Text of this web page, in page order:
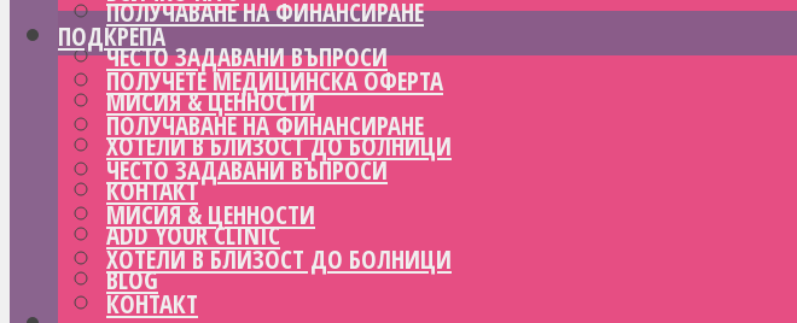
ПОЛУЧАВАНЕ НА ФИНАНСИРАНЕ
ЧЕСТО ЗАДАВАНИ ВЪПРОСИ
МИСИЯ & ЦЕННОСТИ
ХОТЕЛИ В БЛИЗОСТ ДО БОЛНИЦИ
КОНТАКТ
ADD YOUR CLINIC
BLOG
ПОДКРЕПА
ПОЛУЧЕТЕ МЕДИЦИНСКА ОФЕРТА
ПОЛУЧАВАНЕ НА ФИНАНСИРАНЕ
ЧЕСТО ЗАДАВАНИ ВЪПРОСИ
МИСИЯ & ЦЕННОСТИ
ХОТЕЛИ В БЛИЗОСТ ДО БОЛНИЦИ
КОНТАКТ